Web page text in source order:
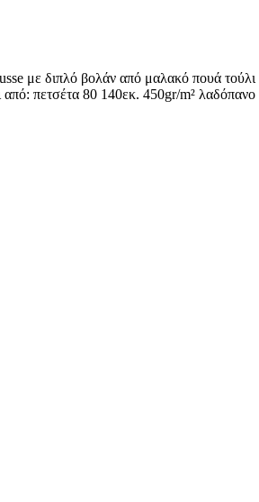
διπλό βολάν από μαλακό πουά τούλι
πετσέτα 80 140εκ. 450gr/m² λαδόπανο